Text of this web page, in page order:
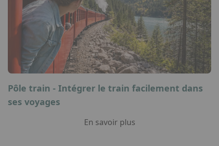
Pôle train - Intégrer le train facilement dans
ses voyages
En savoir plus